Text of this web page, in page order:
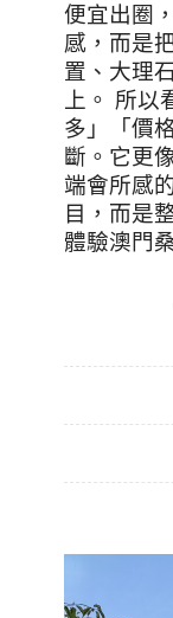
便宜出圈
感，而是
置、大理
上。 所
多」「價
斷。它更
端會所感
目，而是
體驗澳門